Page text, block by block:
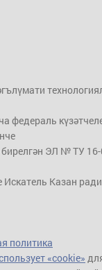
федераль
ЭЛ № ТУ
Искатель Казан
политика
«cookie»